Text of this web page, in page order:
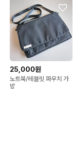
25,000원
노트북/테블릿 파우치 가
방